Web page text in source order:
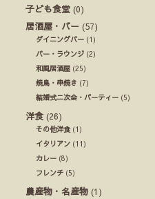
子ども食堂 (0)
居酒屋・バー (57)
ダイニングバー (1)
バー・ラウンジ (2)
和風居酒屋 (25)
焼鳥・串焼き (7)
結婚式ニ次会・パーティー (5)
洋食 (26)
その他洋食(1)
イタリアン (11)
カレー (8)
フレンチ (5)
農産物・名産物 (1)